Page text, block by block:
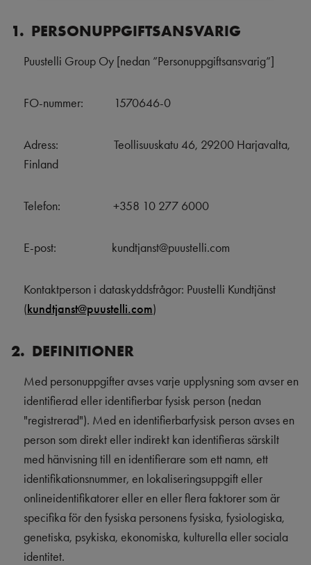
1. PERSONUPPGIFTSANSVARIG
Puustelli Group Oy [nedan ”Personuppgiftsansvarig”]
FO-nummer: 1570646-0
Adress:
Teollisuuskatu 46, 29200 Harjavalta,
Finland
Telefon: +358 10 277 6000
E-post: kundtjanst@puustelli.com
Kontaktperson i dataskyddsfrågor: Puustelli Kundtjänst
(kundtjanst@puustelli.com)
2. DEFINITIONER
Med personuppgifter avses varje upplysning som avser en
identifierad eller identifierbar fysisk person (nedan
"registrerad"). Med en identifierbarfysisk person avses en
person som direkt eller indirekt kan identifieras särskilt
med hänvisning till en identifierare som ett namn, ett
identifikationsnummer, en lokaliseringsuppgift eller
onlineidentifikatorer eller en eller flera faktorer som är
specifika för den fysiska personens fysiska, fysiologiska,
genetiska, psykiska, ekonomiska, kulturella eller sociala
identitet.